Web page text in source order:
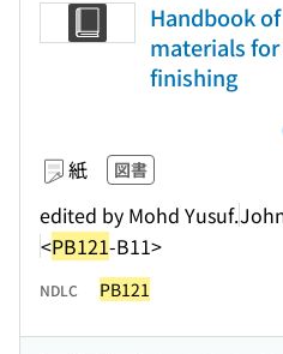
Handbook
materials
finishing
紙 図書
edited by Mohd Yusuf.
<PB121-B11>
NDLC PB121